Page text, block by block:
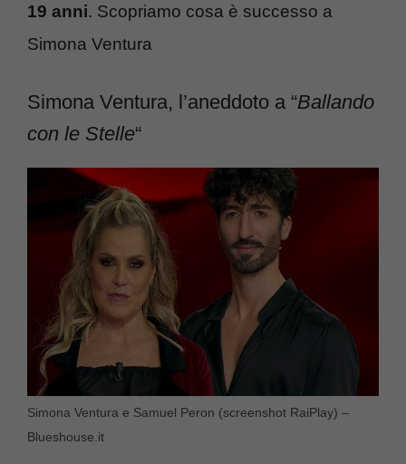
19 anni. Scopriamo cosa è successo a
Simona Ventura
Simona Ventura, l’aneddoto a “Ballando
con le Stelle“
Simona Ventura e Samuel Peron (screenshot RaiPlay) –
Blueshouse.it